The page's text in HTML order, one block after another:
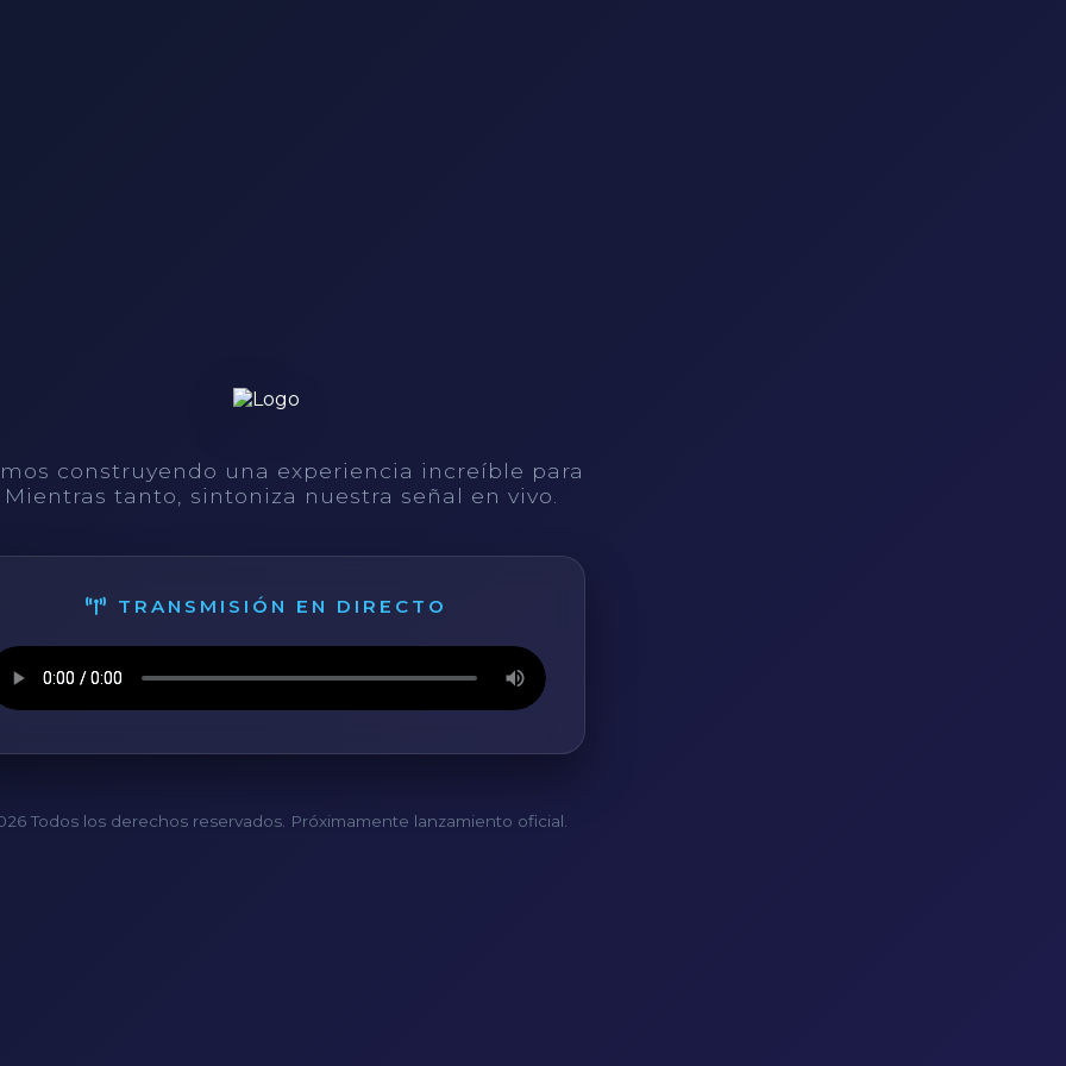
construyendo una experiencia increíble para
tanto, sintoniza nuestra señal en vivo.
TRANSMISIÓN EN DIRECTO
Todos los derechos reservados. Próximamente lanzamiento oficial.